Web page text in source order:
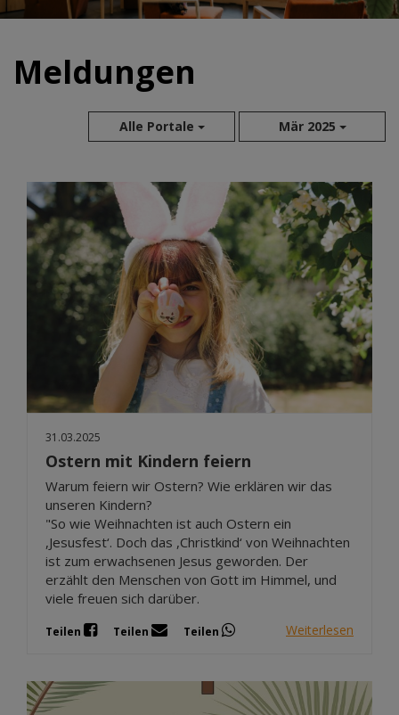
Meldungen
Alle Portale Mär 2025
Aug 2026
Jul 2026
Jun 2026
Mai 2026
Apr 2026
Mär 2026
Feb 2026
Jan 2026
Dez 2025
Nov 2025
31.03.2025
Ostern mit Kindern feiern
Warum feiern wir Ostern? Wie erklären wir das
unseren Kindern?
"So wie Weihnachten ist auch Ostern ein
,Jesusfest‘. Doch das ,Christkind‘ von Weihnachten
ist zum erwachsenen Jesus geworden. Der
erzählt den Menschen von Gott im Himmel, und
viele freuen sich darüber.
Teilen Teilen Teilen Weiterlesen